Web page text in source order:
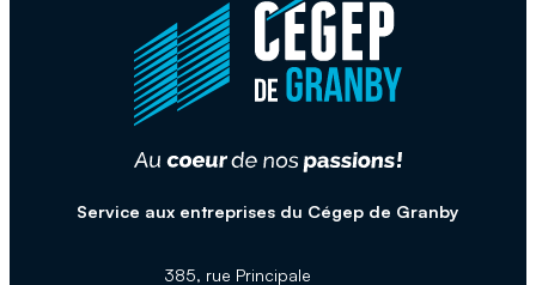
Service aux entreprises du Cégep de Granby
385, rue Principale